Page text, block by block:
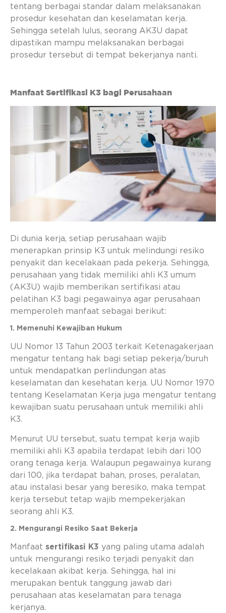
tentang berbagai standar dalam melaksanakan
prosedur kesehatan dan keselamatan kerja.
Sehingga setelah lulus, seorang AK3U dapat
dipastikan mampu melaksanakan berbagai
prosedur tersebut di tempat bekerjanya nanti.
Manfaat Sertifikasi K3 bagi Perusahaan
Di dunia kerja, setiap perusahaan wajib
menerapkan prinsip K3 untuk melindungi resiko
penyakit dan kecelakaan pada pekerja. Sehingga,
perusahaan yang tidak memiliki ahli K3 umum
(AK3U) wajib memberikan sertifikasi atau
pelatihan K3 bagi pegawainya agar perusahaan
memperoleh manfaat sebagai berikut:
1. Memenuhi Kewajiban Hukum
UU Nomor 13 Tahun 2003 terkait Ketenagakerjaan
mengatur tentang hak bagi setiap pekerja/buruh
untuk mendapatkan perlindungan atas
keselamatan dan kesehatan kerja. UU Nomor 1970
tentang Keselamatan Kerja juga mengatur tentang
kewajiban suatu perusahaan untuk memiliki ahli
K3.
Menurut UU tersebut, suatu tempat kerja wajib
memiliki ahli K3 apabila terdapat lebih dari 100
orang tenaga kerja. Walaupun pegawainya kurang
dari 100, jika terdapat bahan, proses, peralatan,
atau instalasi besar yang beresiko, maka tempat
kerja tersebut tetap wajib mempekerjakan
seorang ahli K3.
2. Mengurangi Resiko Saat Bekerja
Manfaat sertifikasi K3 yang paling utama adalah
untuk mengurangi resiko terjadi penyakit dan
kecelakaan akibat kerja. Sehingga, hal ini
merupakan bentuk tanggung jawab dari
perusahaan atas keselamatan para tenaga
kerjanya.